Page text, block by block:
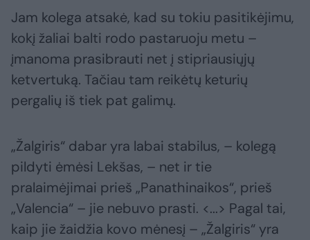
Jam kolega atsakė, kad su tokiu pasitikėjimu,
kokį žaliai balti rodo pastaruoju metu –
įmanoma prasibrauti net į stipriausiųjų
ketvertuką. Tačiau tam reikėtų keturių
pergalių iš tiek pat galimų.
„Žalgiris“ dabar yra labai stabilus, – kolegą
pildyti ėmėsi Lekšas, – net ir tie
pralaimėjimai prieš „Panathinaikos“, prieš
„Valencia“ – jie nebuvo prasti. <...> Pagal tai,
kaip jie žaidžia kovo mėnesį – „Žalgiris“ yra